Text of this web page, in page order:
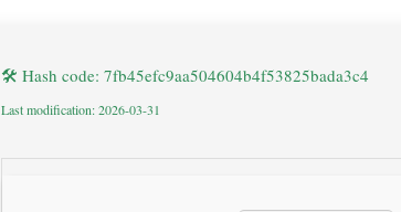
🛠 Hash code: 7fb45efc9aa504604b4f53825bada3c4
Last modification: 2026-03-31